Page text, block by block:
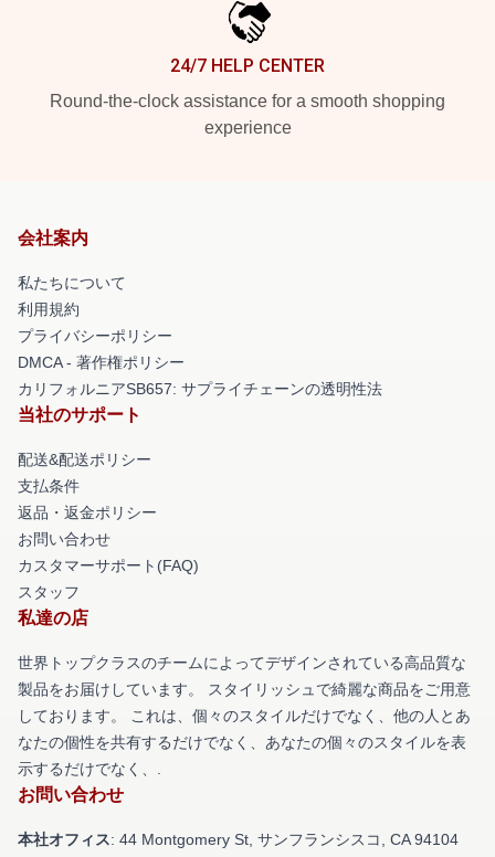
24/7 HELP CENTER
Round-the-clock assistance for a smooth shopping
experience
会社案内
私たちについて
利用規約
プライバシーポリシー
DMCA - 著作権ポリシー
カリフォルニアSB657: サプライチェーンの透明性法
当社のサポート
配送&配送ポリシー
支払条件
返品・返金ポリシー
お問い合わせ
カスタマーサポート(FAQ)
スタッフ
私達の店
世界トップクラスのチームによってデザインされている高品質な
製品をお届けしています。 スタイリッシュで綺麗な商品をご用意
しております。 これは、個々のスタイルだけでなく、他の人とあ
なたの個性を共有するだけでなく、あなたの個々のスタイルを表
示するだけでなく、.
お問い合わせ
本社オフィス: 44 Montgomery St, サンフランシスコ, CA 94104